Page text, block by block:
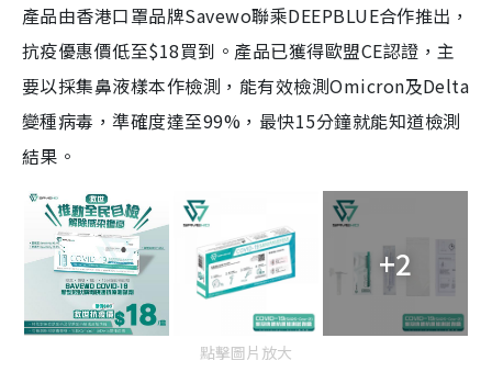
產品由香港口罩品牌Savewo聯乘DEEPBLUE合作推出，
抗疫優惠價低至$18買到。產品已獲得歐盟CE認證，主
要以採集鼻液樣本作檢測，能有效檢測Omicron及Delta
變種病毒，準確度達至99%，最快15分鐘就能知道檢測
結果。
+2
點擊圖片放大